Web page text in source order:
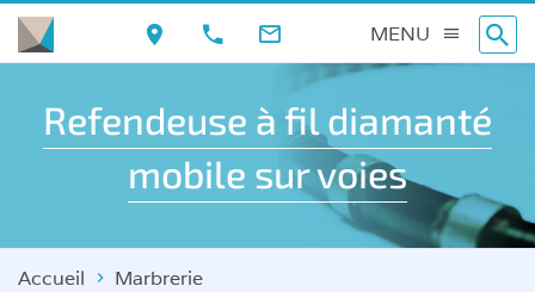
Aller
au
principal
MENU
Refendeuse à fil diamanté
mobile sur voies
Accueil
Marbrerie